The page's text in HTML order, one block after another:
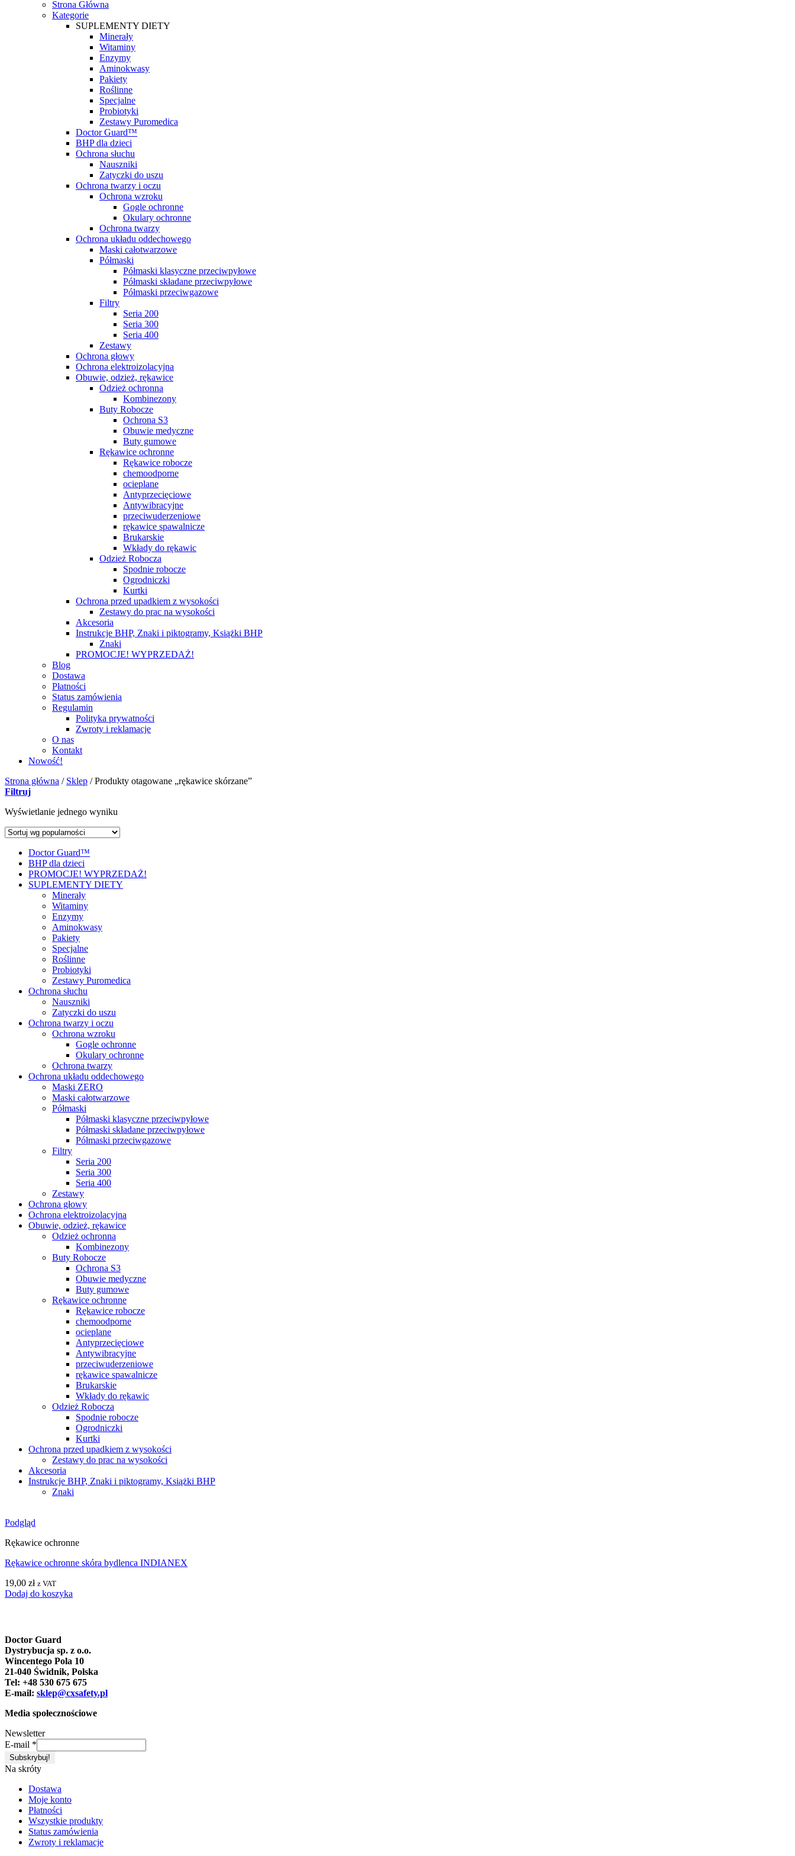
Strona Główna
Kategorie
SUPLEMENTY DIETY
Minerały
Witaminy
Enzymy
Aminokwasy
Pakiety
Roślinne
Specjalne
Probiotyki
Zestawy Puromedica
Doctor Guard™
BHP dla dzieci
Ochrona słuchu
Nauszniki
Zatyczki do uszu
Ochrona twarzy i oczu
Ochrona wzroku
Gogle ochronne
Okulary ochronne
Ochrona twarzy
Ochrona układu oddechowego
Maski całotwarzowe
Półmaski
Półmaski klasyczne przeciwpyłowe
Półmaski składane przeciwpyłowe
Półmaski przeciwgazowe
Filtry
Seria 200
Seria 300
Seria 400
Zestawy
Ochrona głowy
Ochrona elektroizolacyjna
Obuwie, odzież, rękawice
Odzież ochronna
Kombinezony
Buty Robocze
Ochrona S3
Obuwie medyczne
Buty gumowe
Rękawice ochronne
Rękawice robocze
chemoodporne
ocieplane
Antyprzecięciowe
Antywibracyjne
przeciwuderzeniowe
rękawice spawalnicze
Brukarskie
Wkłady do rękawic
Odzież Robocza
Spodnie robocze
Ogrodniczki
Kurtki
Ochrona przed upadkiem z wysokości
Zestawy do prac na wysokości
Akcesoria
Instrukcje BHP, Znaki i piktogramy, Książki BHP
Znaki
PROMOCJE! WYPRZEDAŻ!
Blog
Dostawa
Płatności
Status zamówienia
Regulamin
Polityka prywatności
Zwroty i reklamacje
O nas
Kontakt
Nowość!
Strona główna / Sklep /Produkty otagowane „rękawice skórzane”
Filtruj
Wyświetlanie jednego wyniku
Doctor Guard™
BHP dla dzieci
PROMOCJE! WYPRZEDAŻ!
SUPLEMENTY DIETY
Minerały
Witaminy
Enzymy
Aminokwasy
Pakiety
Specjalne
Roślinne
Probiotyki
Zestawy Puromedica
Ochrona słuchu
Nauszniki
Zatyczki do uszu
Ochrona twarzy i oczu
Ochrona wzroku
Gogle ochronne
Okulary ochronne
Ochrona twarzy
Ochrona układu oddechowego
Maski ZERO
Maski całotwarzowe
Półmaski
Półmaski klasyczne przeciwpyłowe
Półmaski składane przeciwpyłowe
Półmaski przeciwgazowe
Filtry
Seria 200
Seria 300
Seria 400
Zestawy
Ochrona głowy
Ochrona elektroizolacyjna
Obuwie, odzież, rękawice
Odzież ochronna
Kombinezony
Buty Robocze
Ochrona S3
Obuwie medyczne
Buty gumowe
Rękawice ochronne
Rękawice robocze
chemoodporne
ocieplane
Antyprzecięciowe
Antywibracyjne
przeciwuderzeniowe
rękawice spawalnicze
Brukarskie
Wkłady do rękawic
Odzież Robocza
Spodnie robocze
Ogrodniczki
Kurtki
Ochrona przed upadkiem z wysokości
Zestawy do prac na wysokości
Akcesoria
Instrukcje BHP, Znaki i piktogramy, Książki BHP
Znaki
Podgląd
Rękawice ochronne
Rękawice ochronne skóra bydlenca INDIANEX
19,00 zł z VAT
Dodaj do koszyka
Doctor Guard
Dystrybucja sp. z o.o.
Wincentego Pola 10
21-040 Świdnik, Polska
Tel: +48 530 675 675
E-mail: sklep@cxsafety.pl
Media społecznościowe
Newsletter
E-mail *
Na skróty
Dostawa
Moje konto
Płatności
Wszystkie produkty
Status zamówienia
Zwroty i reklamacje